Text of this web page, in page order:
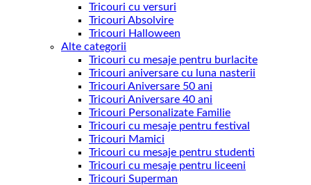
Tricouri cu versuri
Tricouri Absolvire
Tricouri Halloween
Alte categorii
Tricouri cu mesaje pentru burlacite
Tricouri aniversare cu luna nasterii
Tricouri Aniversare 50 ani
Tricouri Aniversare 40 ani
Tricouri Personalizate Familie
Tricouri cu mesaje pentru festival
Tricouri Mamici
Tricouri cu mesaje pentru studenti
Tricouri cu mesaje pentru liceeni
Tricouri Superman